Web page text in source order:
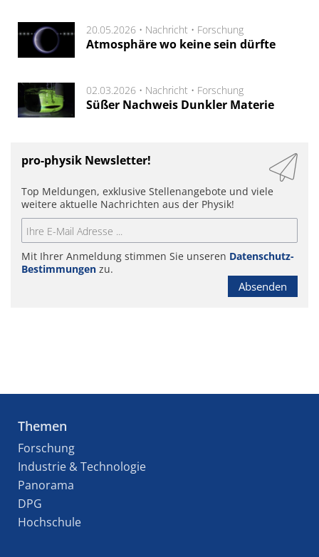
20.05.2026 • Nachricht • Forschung
Atmosphäre wo keine sein dürfte
02.03.2026 • Nachricht • Forschung
Süßer Nachweis Dunkler Materie
pro-physik Newsletter!
Top Meldungen, exklusive Stellenangebote und viele
weitere aktuelle Nachrichten aus der Physik!
Mit Ihrer Anmeldung stimmen Sie unseren Datenschutz-
Bestimmungen zu.
Absenden
Themen
Forschung
Industrie & Technologie
Panorama
DPG
Hochschule